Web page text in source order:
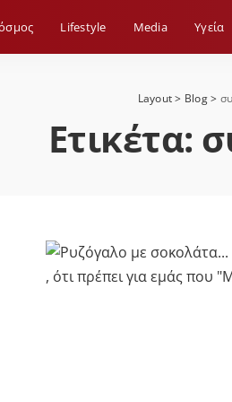
Lifestyle Media Yγεία
Layout> Blog>
Ετικέτα: